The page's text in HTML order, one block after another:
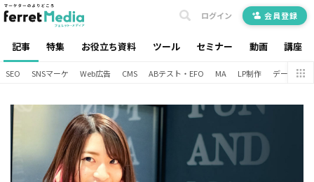
記事 特集 お役立ち資料 ツール セミナー 動画 講座
ログイン 会員登録
SEO SNSマーケ Web広告 CMS ABテスト・EFO MA LP制作 データ分析